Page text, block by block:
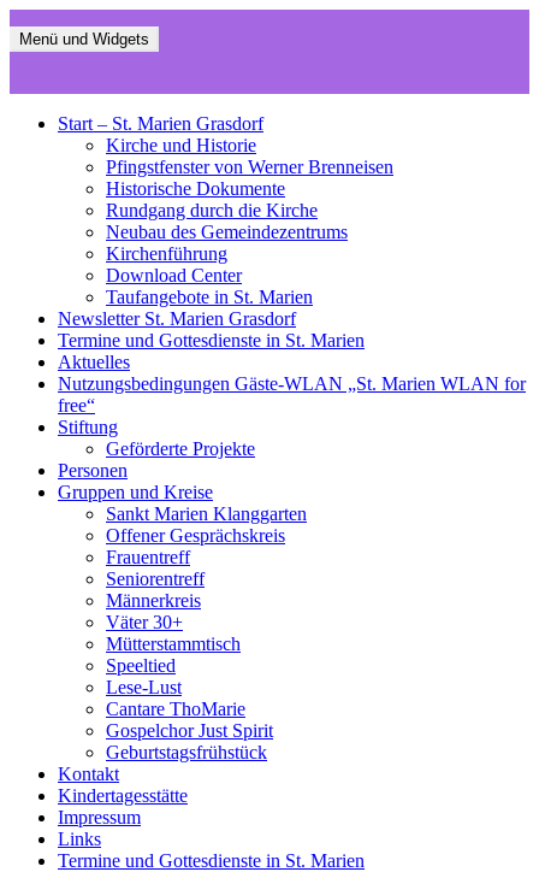
Inhalt
St. Marien Grasdorf
Die neue Webseite der St Mariengemeinde Grasdorf
Menü und Widgets
Start – St. Marien Grasdorf
Kirche und Historie
Pfingstfenster von Werner Brenneisen
Historische Dokumente
Rundgang durch die Kirche
Neubau des Gemeindezentrums
Kirchenführung
Download Center
Taufangebote in St. Marien
Newsletter St. Marien Grasdorf
Termine und Gottesdienste in St. Marien
Aktuelles
Nutzungsbedingungen Gäste-WLAN „St. Marien WLAN for
free“
Stiftung
Geförderte Projekte
Personen
Gruppen und Kreise
Sankt Marien Klanggarten
Offener Gesprächskreis
Frauentreff
Seniorentreff
Männerkreis
Väter 30+
Mütterstammtisch
Speeltied
Lese-Lust
Cantare ThoMarie
Gospelchor Just Spirit
Geburtstagsfrühstück
Kontakt
Kindertagesstätte
Impressum
Links
Termine und Gottesdienste in St. Marien